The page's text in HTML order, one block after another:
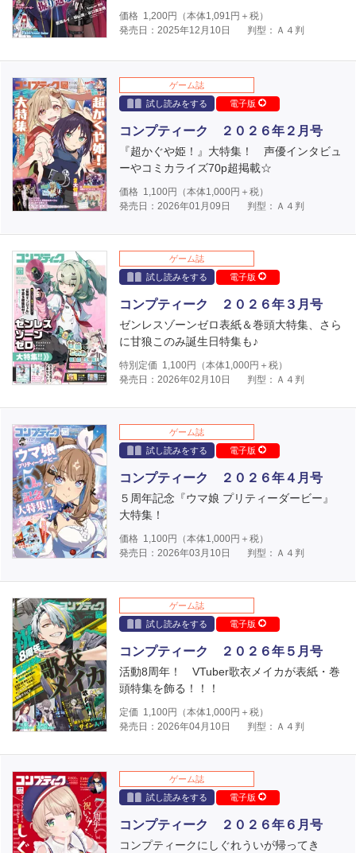
価格 1,200円（本体1,091 円＋税）
発売日：2025年12月10日
判型：Ａ４判
ゲーム誌
試し読みをする
電子版
コンプティーク ２０２６年２月号
『超かぐや姫！』大特集！ 声優インタビュ
ーやコミカライズ70p超掲載☆
価格 1,100円（本体1,000円＋税）
発売日：2026年01月09日
判型：Ａ４判
ゲーム誌
試し読みをする
電子版
コンプティーク ２０２６年３月号
ゼンレスゾーンゼロ表紙＆巻頭大特集、さら
に甘狼このみ誕生日特集も♪
特別定価 1,100円（本体1,000円＋税）
発売日：2026年02月10日
判型：Ａ４判
ゲーム誌
試し読みをする
電子版
コンプティーク ２０２６年４月号
５周年記念『ウマ娘 プリティーダービー』
大特集！
価格 1,100円（本体1,000円＋税）
発売日：2026年03月10日
判型：Ａ４判
ゲーム誌
試し読みをする
電子版
コンプティーク ２０２６年５月号
活動8周年！ VTuber歌衣メイカが表紙・巻
頭特集を飾る！！！
定価 1,100円（本体1,000円＋税）
発売日：2026年04月10日
判型：Ａ４判
ゲーム誌
試し読みをする
電子版
コンプティーク ２０２６年６月号
コンプティークにしぐれういが帰ってき